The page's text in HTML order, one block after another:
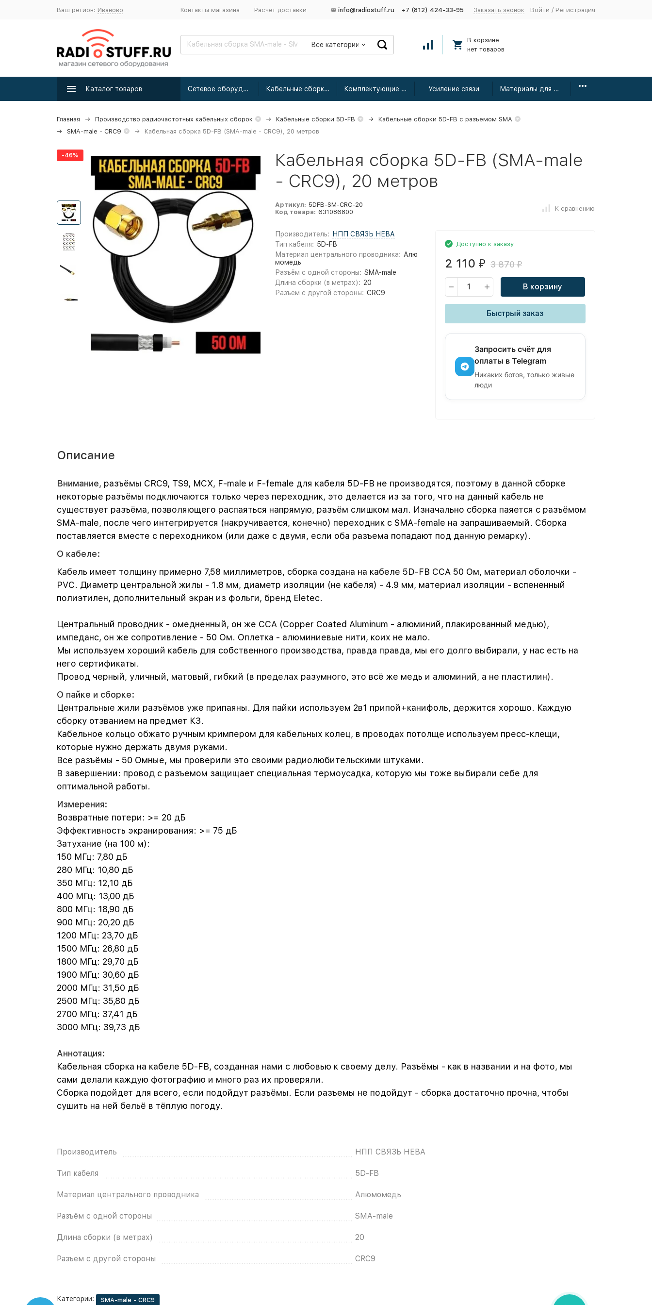
Ваш регион: Иваново Контакты магазина Расчет доставки info@radiostuff.ru +7 (812) 424-33-95 Заказать звонок Войти / Регистрация
Все категории
В корзине
нет товаров
Каталог товаров Сетевое оборудование Кабельные сборки радиочастотные Комплектующие для усиления Усиление связи Материалы для монтажа
Главная Производство радиочастотных кабельных сборок Кабельные сборки 5D-FB
Кабельные сборки 5D-FB с разъемом SMA
SMA-male - CRC9
Кабельная сборка 5D-FB (SMA-male - CRC9), 20 метров
-46%
Кабельная сборка 5D-FB (SMA-male
- CRC9), 20 метров
Артикул: 5DFB-SM-CRC-20
Код товара: 631086800 К сравнению
Производитель:
НПП СВЯЗЬ НЕВА
Тип кабеля: 5D-FB
Материал центрального проводника: Алю
момедь
Разъём с одной стороны: SMA-male
Длина сборки (в метрах): 20
Разъем с другой стороны: CRC9
Доступно к заказу
2 110 ₽ 3 870₽
В корзину
Быстрый заказ
Запросить счёт для
оплаты в Telegram
Никаких ботов, только живые
люди
Описание
Внимание, разъёмы CRC9, TS9, MCX, F-male и F-female для кабеля 5D-FB не производятся, поэтому в данной сборке
некоторые разъёмы подключаются только через переходник, это делается из за того, что на данный кабель не
существует разъёма, позволяющего распаяться напрямую, разъём слишком мал. Изначально сборка паяется с разъёмом
SMA-male, после чего интегрируется (накручивается, конечно) переходник с SMA-female на запрашиваемый. Сборка
поставляется вместе с переходником (или даже с двумя, если оба разъема попадают под данную ремарку).
О кабеле:
Кабель имеет толщину примерно 7,58 миллиметров, сборка создана на кабеле 5D-FB CCA 50 Ом, материал оболочки -
PVC. Диаметр центральной жилы - 1.8 мм, диаметр изоляции (не кабеля) - 4.9 мм, материал изоляции - вспененный
полиэтилен, дополнительный экран из фольги, бренд Eletec.
Центральный проводник - омедненный, он же CCA (Copper Coated Aluminum - алюминий, плакированный медью),
импеданс, он же сопротивление - 50 Ом. Оплетка - алюминиевые нити, коих не мало.
Мы используем хороший кабель для собственного производства, правда правда, мы его долго выбирали, у нас есть на
него сертификаты.
Провод черный, уличный, матовый, гибкий (в пределах разумного, это всё же медь и алюминий, а не пластилин).
О пайке и сборке:
Центральные жили разъёмов уже припаяны. Для пайки используем 2в1 припой+канифоль, держится хорошо. Каждую
сборку отзванием на предмет КЗ.
Кабельное кольцо обжато ручным кримпером для кабельных колец, в проводах потолще используем пресс-клещи,
которые нужно держать двумя руками.
Все разъёмы - 50 Омные, мы проверили это своими радиолюбительскими штуками.
В завершении: провод с разъемом защищает специальная термоусадка, которую мы тоже выбирали себе для
оптимальной работы.
Измерения:
Возвратные потери: >= 20 дБ
Эффективность экранирования: >= 75 дБ
Затухание (на 100 м):
150 МГц: 7,80 дБ
280 МГц: 10,80 дБ
350 МГц: 12,10 дБ
400 МГц: 13,00 дБ
800 МГц: 18,90 дБ
900 МГц: 20,20 дБ
1200 МГц: 23,70 дБ
1500 МГц: 26,80 дБ
1800 МГц: 29,70 дБ
1900 МГц: 30,60 дБ
2000 МГц: 31,50 дБ
2500 МГц: 35,80 дБ
2700 МГц: 37,41 дБ
3000 МГц: 39,73 дБ
Аннотация:
Кабельная сборка на кабеле 5D-FB, созданная нами с любовью к своему делу. Разъёмы - как в названии и на фото, мы
сами делали каждую фотографию и много раз их проверяли.
Сборка подойдет для всего, если подойдут разъёмы. Если разъемы не подойдут - сборка достаточно прочна, чтобы
сушить на ней бельё в тёплую погоду.
Производитель НПП СВЯЗЬ НЕВА
Тип кабеля 5D-FB
Материал центрального проводника Алюмомедь
Разъём с одной стороны SMA-male
Длина сборки (в метрах) 20
Разъем с другой стороны CRC9
Категории: SMA-male - CRC9